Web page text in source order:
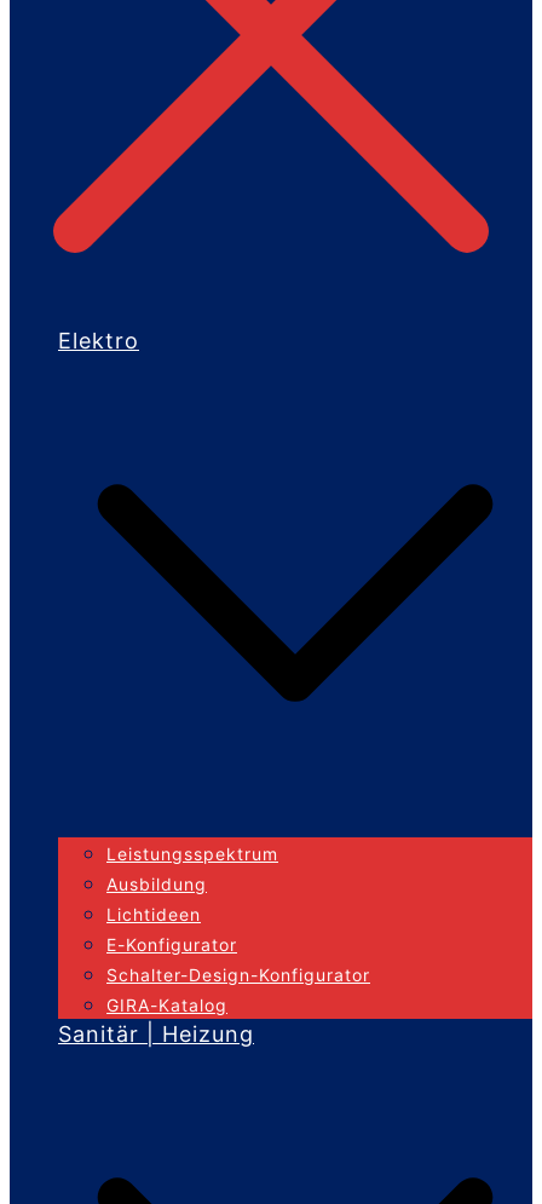
Elektro
Leistungsspektrum
Ausbildung
Lichtideen
E-Konfigurator
Schalter-Design-Konfigurator
GIRA-Katalog
Sanitär | Heizung